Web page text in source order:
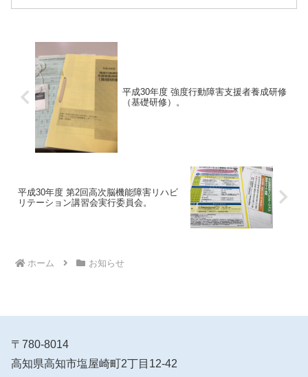
平成30年度 強度行動障害支援者養成研修
（基礎研修）。
平成30年度 第2回高次脳機能障害リハビ
リテーション講習会実行委員会。
ホーム お知らせ
〒780-8014
高知県高知市塩屋崎町2丁目12-42